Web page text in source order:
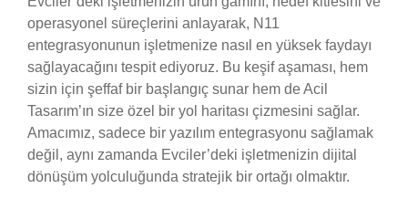
operasyonel süreçlerini anlayarak, N11
entegrasyonunun işletmenize nasıl en yüksek faydayı
sağlayacağını tespit ediyoruz. Bu keşif aşaması, hem
sizin için şeffaf bir başlangıç sunar hem de Acil
Tasarım’ın size özel bir yol haritası çizmesini sağlar.
Amacımız, sadece bir yazılım entegrasyonu sağlamak
değil, aynı zamanda Evciler’deki işletmenizin dijital
dönüşüm yolculuğunda stratejik bir ortağı olmaktır.